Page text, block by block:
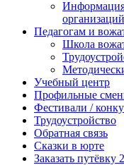
организаций
Педагогам и
Школа
Учебный центр
Профильные
Фестивали /
Трудоустройство
Обратная связь
Сказки в юрте
Заказать путёвку